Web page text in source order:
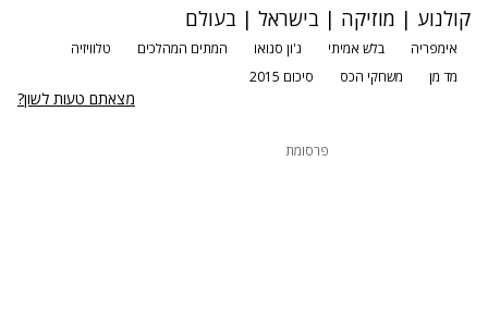
קולנוע | מוזיקה | בישראל | בעולם
אימפריה בלש אמיתי ג'ון סנואו המתים המהלכים
טלוויזיה
מד מן
משחקי הכס סיכום 2015
מצאתם טעות לשון?
פרסומת